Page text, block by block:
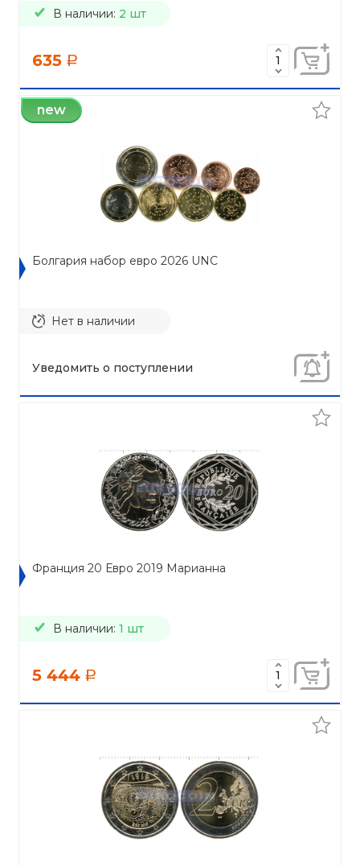
В наличии: 2 шт
635 a
new
Болгария набор евро 2026 UNC
Нет в наличии
Уведомить о поступлении
Франция 20 Евро 2019 Марианна
В наличии: 1 шт
5 444 a